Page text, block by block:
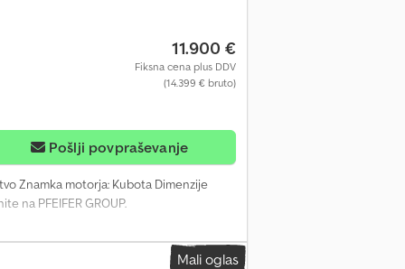
11.900 €
Fiksna cena plus DDV
(14.399 € bruto)
Pošlji povpraševanje
Znamka motorja: Kubota Dimenzije
na PFEIFER GROUP.
Mali oglas